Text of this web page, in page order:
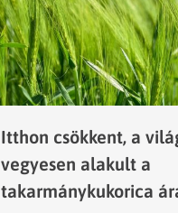
Itthon csökkent, a
vegyesen alakult a
takarmánykukorica